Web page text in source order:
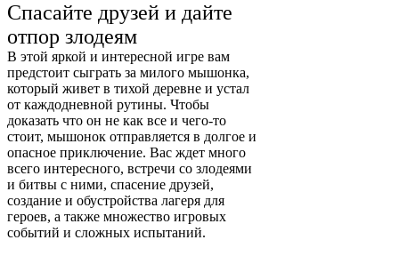
Спасайте друзей и дайте
отпор злодеям
В этой яркой и интересной игре вам
предстоит сыграть за милого мышонка,
который живет в тихой деревне и устал
от каждодневной рутины. Чтобы
доказать что он не как все и чего-то
стоит, мышонок отправляется в долгое и
опасное приключение. Вас ждет много
всего интересного, встречи со злодеями
и битвы с ними, спасение друзей,
создание и обустройства лагеря для
героев, а также множество игровых
событий и сложных испытаний.